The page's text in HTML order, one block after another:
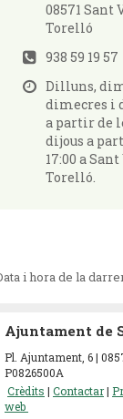
08571 Sant
Torelló
938 59 19 57
Dilluns,
dimecres i
a partir de
dijous a
17:00 a
Torelló.
i hora de la
Ajuntament de
Pl. Ajuntament, 6 |
P0826500A
Crèdits | Contactar|
web